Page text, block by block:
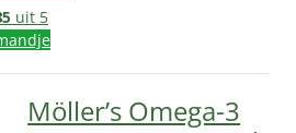
uit 5
Möller’s Omega-3